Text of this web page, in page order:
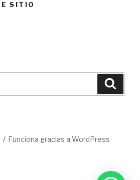
SITIO
Funciona gracias a WordPress